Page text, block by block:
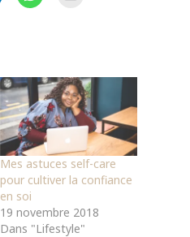
Mes astuces self-care
pour cultiver la confiance
en soi
19 novembre 2018
Dans "Lifestyle"